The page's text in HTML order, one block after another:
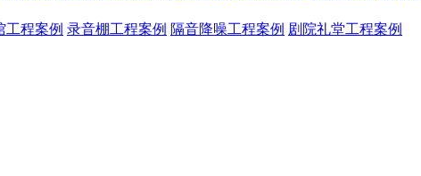
工程案例 录音棚工程案例 隔音降噪工程案例 剧院礼堂工程案例